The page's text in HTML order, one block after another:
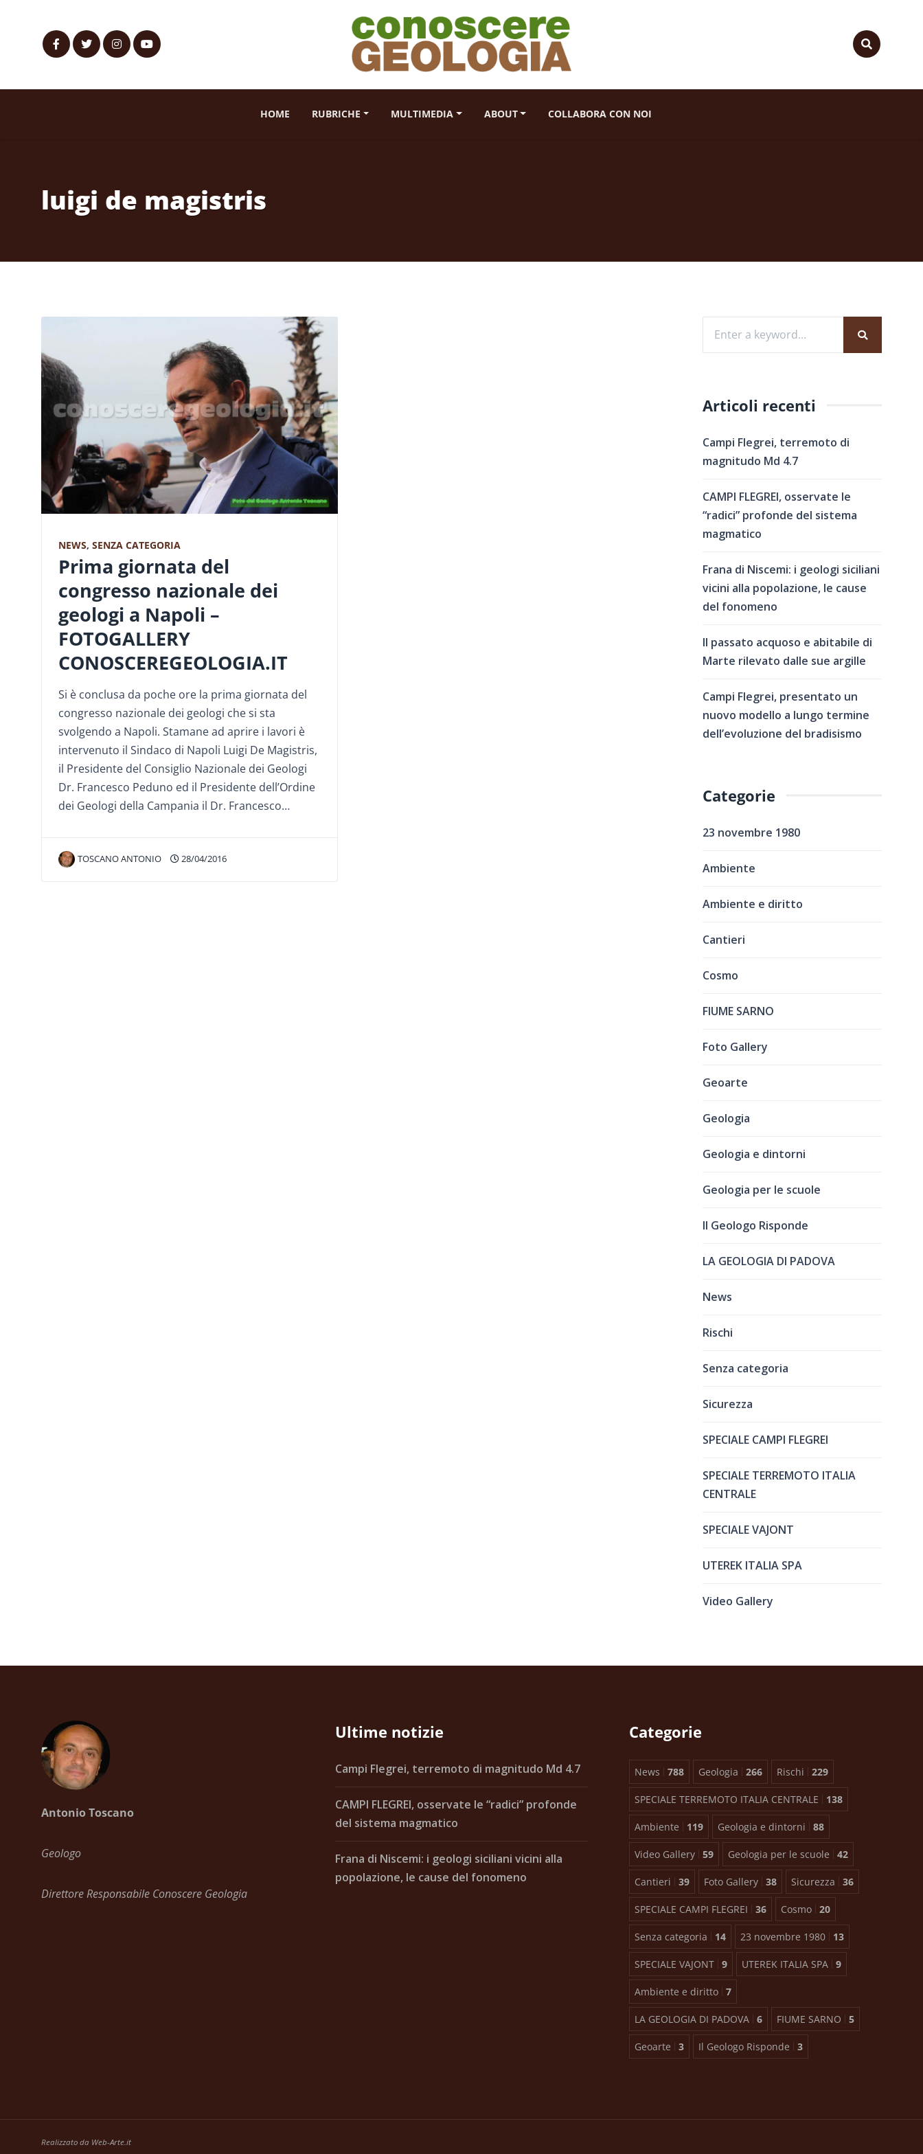
HOME RUBRICHE MULTIMEDIA ABOUT COLLABORA CON NOI
luigi de magistris
NEWS, SENZA CATEGORIA
Prima giornata del
congresso nazionale dei
geologi a Napoli –
FOTOGALLERY
CONOSCEREGEOLOGIA.IT
Si è conclusa da poche ore la prima giornata del
congresso nazionale dei geologi che si sta
svolgendo a Napoli. Stamane ad aprire i lavori è
intervenuto il Sindaco di Napoli Luigi De Magistris,
il Presidente del Consiglio Nazionale dei Geologi
Dr. Francesco Peduno ed il Presidente dell’Ordine
dei Geologi della Campania il Dr. Francesco…
TOSCANO ANTONIO 28/04/2016
Articoli recenti
Campi Flegrei, terremoto di
magnitudo Md 4.7
CAMPI FLEGREI, osservate le
“radici” profonde del sistema
magmatico
Frana di Niscemi: i geologi siciliani
vicini alla popolazione, le cause
del fonomeno
Il passato acquoso e abitabile di
Marte rilevato dalle sue argille
Campi Flegrei, presentato un
nuovo modello a lungo termine
dell’evoluzione del bradisismo
Categorie
23 novembre 1980
Ambiente
Ambiente e diritto
Cantieri
Cosmo
FIUME SARNO
Foto Gallery
Geoarte
Geologia
Geologia e dintorni
Geologia per le scuole
Il Geologo Risponde
LA GEOLOGIA DI PADOVA
News
Rischi
Senza categoria
Sicurezza
SPECIALE CAMPI FLEGREI
SPECIALE TERREMOTO ITALIA
CENTRALE
SPECIALE VAJONT
UTEREK ITALIA SPA
Video Gallery
Antonio Toscano
Geologo
Direttore Responsabile Conoscere Geologia
Ultime notizie
Campi Flegrei, terremoto di magnitudo Md 4.7
CAMPI FLEGREI, osservate le “radici” profonde
del sistema magmatico
Frana di Niscemi: i geologi siciliani vicini alla
popolazione, le cause del fonomeno
Categorie
News 788 Geologia 266 Rischi 229
SPECIALE TERREMOTO ITALIA CENTRALE 138
Ambiente 119 Geologia e dintorni 88
Video Gallery 59 Geologia per le scuole 42
Cantieri 39 Foto Gallery 38 Sicurezza 36
SPECIALE CAMPI FLEGREI 36 Cosmo 20
Senza categoria 14 23 novembre 1980 13
SPECIALE VAJONT 9 UTEREK ITALIA SPA 9
Ambiente e diritto 7
LA GEOLOGIA DI PADOVA 6 FIUME SARNO 5
Geoarte 3 Il Geologo Risponde 3
Realizzato da Web-Arte.it